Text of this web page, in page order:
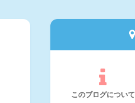
このブログについて